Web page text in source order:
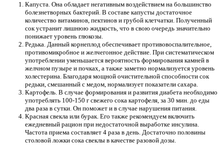
Капуста. Она обладает негативным воздействием на большинство
болезнетворных бактерий. В составе капусты достаточное
количество витаминов, пектинов и грубой клетчатки. Полученный
сок устранит лишнюю жидкость, что в свою очередь значительно
понижает уровень глюкозы.
Редька. Данный корнеплод обеспечивает противовоспалительное,
противомикробное и желчегонное действие. При систематическом
употреблении уменьшается вероятность формирования камней в
желчном пузыре и почках, а также заметно нормализуется уровень
холестерина. Благодаря мощной очистительной способности сок
редьки, смешанный с медом, нормализует показатели сахара.
Картофель. В случае формирования и развития диабета необходимо
употреблять 100-150 г свежего сока картофеля, за 30 мин. до еды
два раза в сутки. Он поможет и в случае нарушения питания.
Красная свекла или бурак. Его также рекомендуем включить
ежедневный рацион при недостаточной выработке инсулина.
Частота приема составляет 4 раза в день. Достаточно половины
столовой ложки сока свеклы в качестве разовой дозы.